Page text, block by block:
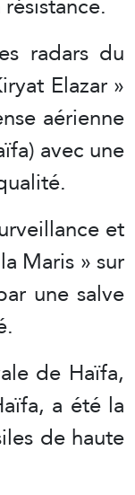
radars du
Elazar »
aérienne
avec une
et
Maris » sur
une salve
de Haïfa,
a été la
de haute